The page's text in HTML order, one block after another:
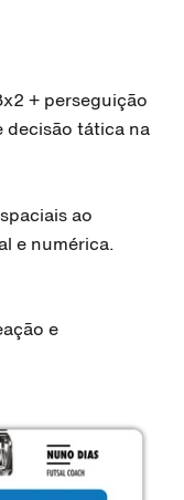
+ perseguição
decisão tática na
ao
e numérica.
e